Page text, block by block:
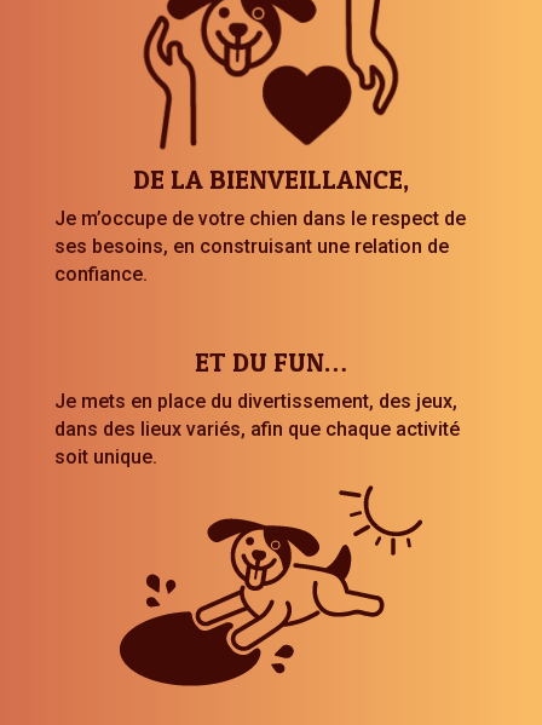
DE LA BIENVEILLANCE,
Je m’occupe de votre chien dans le respect de
ses besoins, en construisant une relation de
confiance.
ET DU FUN…
Je mets en place du divertissement, des jeux,
dans des lieux variés, afin que chaque activité
soit unique.